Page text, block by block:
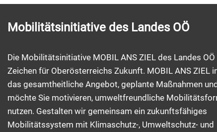
Mobilitätsinitiative des Landes OÖ
Die Mobilitätsinitiative MOBIL ANS ZIEL des Landes
Zeichen für Oberösterreichs Zukunft. MOBIL ANS ZIEL
das gesamtheitliche Angebot, geplante Maßnahmen
möchte Sie motivieren, umweltfreundliche
nutzen. Gestalten wir gemeinsam ein zukunftsfähiges
Mobilitätssystem mit Klimaschutz-, Umweltschutz- und